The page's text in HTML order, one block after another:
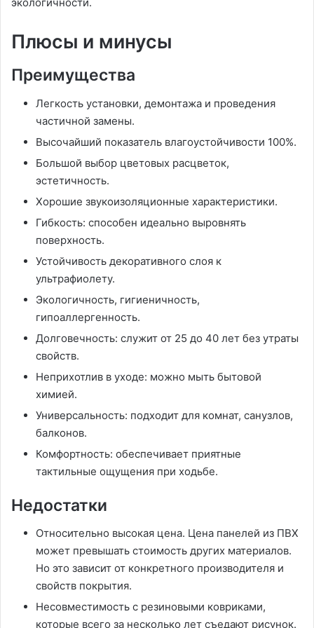
Плюсы и минусы
Преимущества
Легкость установки, демонтажа и проведения
частичной замены.
Высочайший показатель влагоустойчивости 100%.
Большой выбор цветовых расцветок,
эстетичность.
Хорошие звукоизоляционные характеристики.
Гибкость: способен идеально выровнять
поверхность.
Устойчивость декоративного слоя к
ультрафиолету.
Экологичность, гигиеничность,
гипоаллергенность.
Долговечность: служит от 25 до 40 лет без утраты
свойств.
Неприхотлив в уходе: можно мыть бытовой
химией.
Универсальность: подходит для комнат, санузлов,
балконов.
Комфортность: обеспечивает приятные
тактильные ощущения при ходьбе.
Недостатки
Относительно высокая цена. Цена панелей из ПВХ
может превышать стоимость других материалов.
Но это зависит от конкретного производителя и
свойств покрытия.
Несовместимость с резиновыми ковриками,
которые всего за несколько лет съедают рисунок.